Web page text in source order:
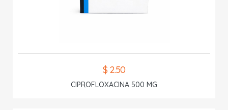
$ 2.50
CIPROFLOXACINA 500 MG